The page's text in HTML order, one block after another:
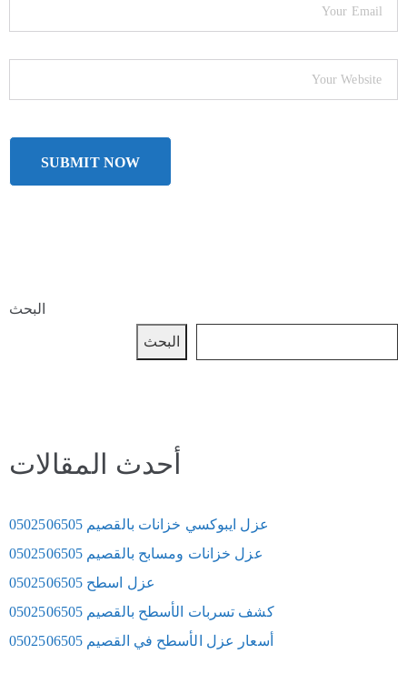
البحث
البحث
أحدث المقالات
عزل ايبوكسي خزانات بالقصيم 0502506505
عزل خزانات ومسابح بالقصيم 0502506505
عزل اسطح 0502506505
كشف تسربات الأسطح بالقصيم 0502506505
أسعار عزل الأسطح في القصيم 0502506505